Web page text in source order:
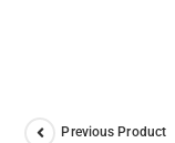
Previous Product